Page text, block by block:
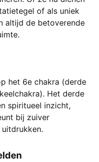
of als uniek
altijd de betoverende
het 6e chakra (derde
Het derde
spiritueel inzicht,
bij zuiver